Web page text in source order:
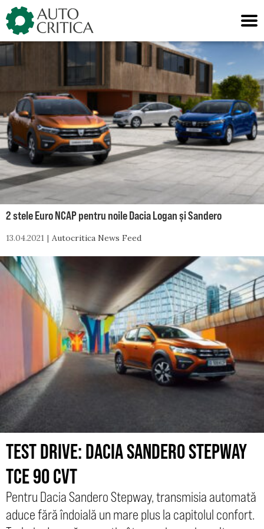
Skip
to
content
2 stele Euro NCAP pentru noile Dacia Logan și Sandero
13.04.2021 Autocritica News Feed
TEST DRIVE: DACIA SANDERO STEPWAY
TCE 90 CVT
Pentru Dacia Sandero Stepway, transmisia automată
aduce fără îndoială un mare plus la capitolul confort.